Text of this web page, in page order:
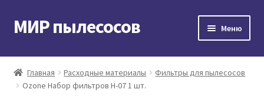
Перейти
к
Перейти
к
МИР пылесосов Меню
Главная
Мой аккаунт
Главная Расходные материалы
Фильтры для пылесосов
Ozone Набор фильтров H-07 1 шт.